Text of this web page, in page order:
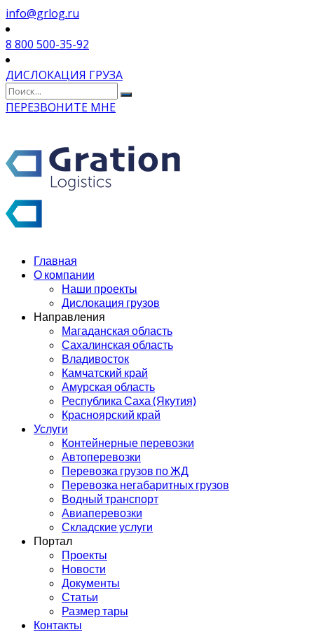
info@grlog.ru
8 800 500-35-92
ДИСЛОКАЦИЯ ГРУЗА
ПЕРЕЗВОНИТЕ МНЕ
Главная
О компании
Наши проекты
Дислокация грузов
Направления
Магаданская область
Сахалинская область
Владивосток
Камчатский край
Амурская область
Республика Саха (Якутия)
Красноярский край
Услуги
Контейнерные перевозки
Автоперевозки
Перевозка грузов по ЖД
Перевозка негабаритных грузов
Водный транспорт
Авиаперевозки
Складские услуги
Портал
Проекты
Новости
Документы
Статьи
Размер тары
Контакты